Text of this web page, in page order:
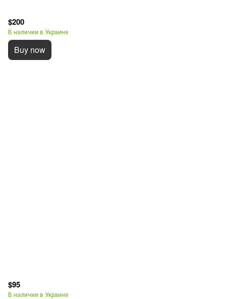
$200
В наличии в Украине
Buy now
$95
В наличии в Украине